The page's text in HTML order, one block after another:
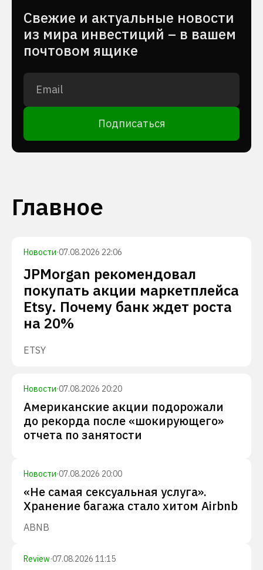
Cвежие и актуальные новости
из мира инвестиций – в вашем
почтовом ящике
Подписаться
Главное
Новости·07.08.2026 22:06
JPMorgan рекомендовал
покупать акции маркетплейса
Etsy. Почему банк ждет роста
на 20%
ETSY
Новости·07.08.2026 20:20
Американские акции подорожали
до рекорда после «шокирующего»
отчета по занятости
Новости·07.08.2026 20:00
«Не самая сексуальная услуга».
Хранение багажа стало хитом Airbnb
ABNB
Review·07.08.2026 11:15